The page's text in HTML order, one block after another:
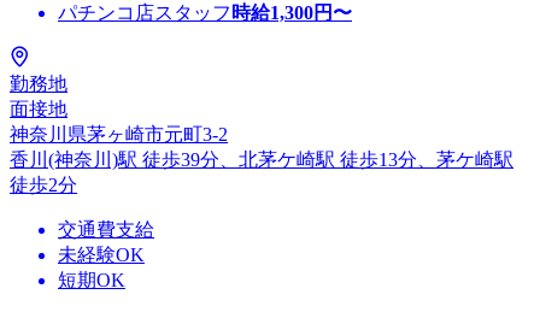
パチンコ店スタッフ 時給1,300円〜
勤務地
面接地
神奈川県茅ヶ崎市元町3-2
香川(神奈川)駅 徒歩39分、北茅ケ崎駅 徒歩13分、茅ケ崎駅
徒歩2分
交通費支給
未経験OK
短期OK